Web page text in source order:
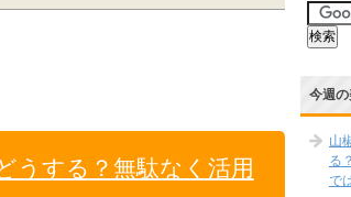
うする？無駄なく活用
今週
山
る
で